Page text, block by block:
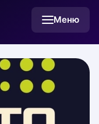
Меню